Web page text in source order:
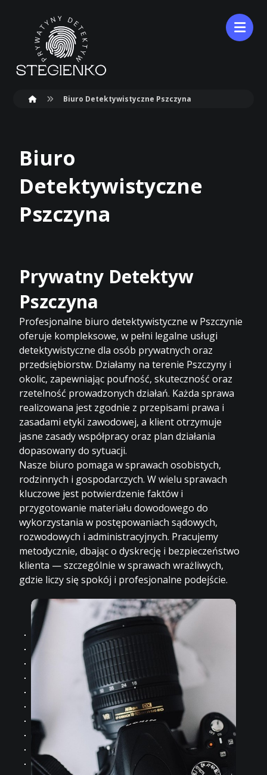
Biuro Detektywistyczne Pszczyna
Biuro
Detektywistyczne
Pszczyna
Prywatny Detektyw
Pszczyna
Profesjonalne biuro detektywistyczne w Pszczynie
oferuje kompleksowe, w pełni legalne usługi
detektywistyczne dla osób prywatnych oraz
przedsiębiorstw. Działamy na terenie Pszczyny i
okolic, zapewniając poufność, skuteczność oraz
rzetelność prowadzonych działań. Każda sprawa
realizowana jest zgodnie z przepisami prawa i
zasadami etyki zawodowej, a klient otrzymuje
jasne zasady współpracy oraz plan działania
dopasowany do sytuacji.
Nasze biuro pomaga w sprawach osobistych,
rodzinnych i gospodarczych. W wielu sprawach
kluczowe jest potwierdzenie faktów i
przygotowanie materiału dowodowego do
wykorzystania w postępowaniach sądowych,
rozwodowych i administracyjnych. Pracujemy
metodycznie, dbając o dyskrecję i bezpieczeństwo
klienta — szczególnie w sprawach wrażliwych,
gdzie liczy się spokój i profesjonalne podejście.